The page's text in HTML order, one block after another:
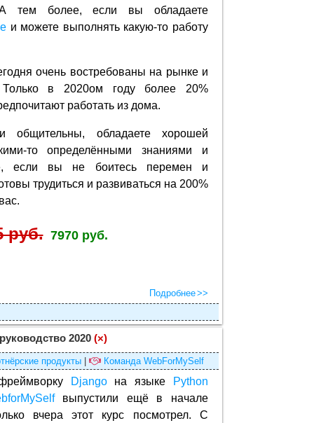
А тем более, если вы обладаете
и можете выполнять какую-то работу
очень востребованы на рынке и
в 2020ом году более 20%
работать из дома.
обладаете хорошей
то определёнными знаниями и
если вы не боитесь перемен и
трудиться и развиваться на 200%
руб. 7970 руб.
Подробнее
2020 (×)
продукты Команда WebForMySelf
Djangoна языке
Python
выпустили ещё в начале
вчера этот курс посмотрел. С